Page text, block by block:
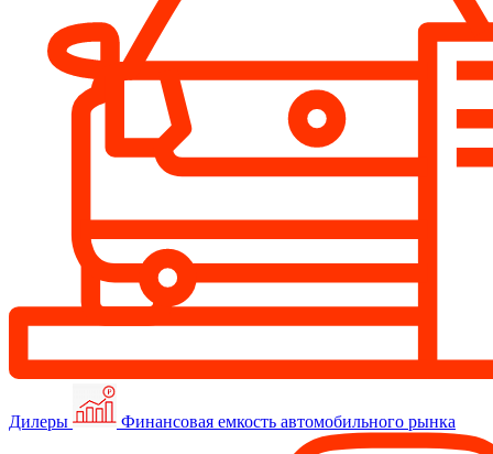
Дилеры Финансовая емкость автомобильного рынка